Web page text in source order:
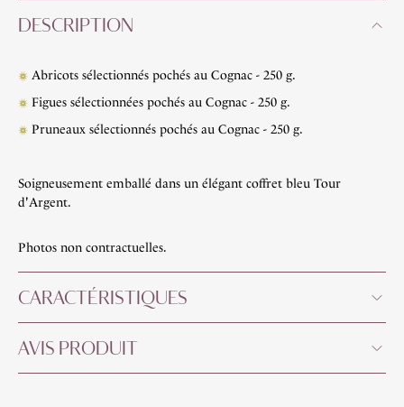
DESCRIPTION
Abricots sélectionnés pochés au Cognac - 250 g.
Figues sélectionnées pochés au Cognac - 250 g.
Pruneaux sélectionnés pochés au Cognac - 250 g.
Soigneusement emballé dans un élégant coffret bleu Tour
d'Argent.
Photos non contractuelles.
CARACTÉRISTIQUES
AVIS PRODUIT